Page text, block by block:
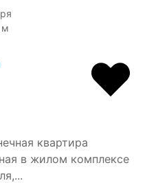
м
квартира
в жилом комплексе